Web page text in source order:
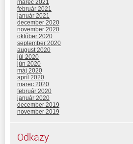
marec 2021
február 2021
január 2021
december 2020
november 2020
október 2020
september 2020
august 2020
júl 2020
jún 2020
máj 2020
apríl 2020
marec 2020
február 2020
január 2020
december 2019
november 2019
Odkazy